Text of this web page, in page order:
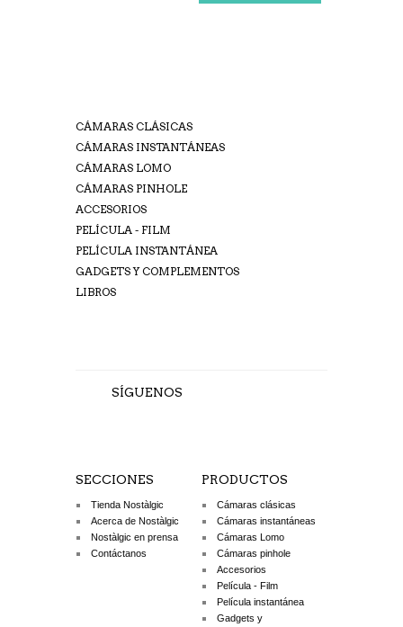
CÁMARAS CLÁSICAS
CÁMARAS INSTANTÁNEAS
CÁMARAS LOMO
CÁMARAS PINHOLE
ACCESORIOS
PELÍCULA - FILM
PELÍCULA INSTANTÁNEA
GADGETS Y COMPLEMENTOS
LIBROS
SÍGUENOS
SECCIONES
Tienda Nostàlgic
Acerca de Nostàlgic
Nostàlgic en prensa
Contáctanos
PRODUCTOS
Cámaras clásicas
Cámaras instantáneas
Cámaras Lomo
Cámaras pinhole
Accesorios
Película - Film
Película instantánea
Gadgets y